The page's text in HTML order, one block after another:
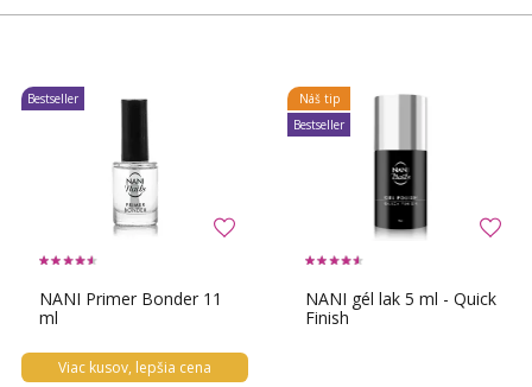
NANI Primer Bonder 11
ml
Viac kusov, lepšia cena
Bestseller
NANI gél lak 5 ml - Quick
Finish
Náš tip
Bestseller